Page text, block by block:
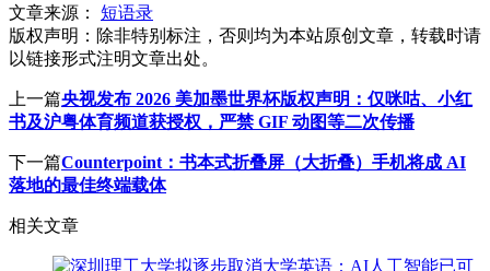
文章来源：
短语录
版权声明： 除非特别标注，否则均为本站原创文章，转载时请
以链接形式注明文章出处。
上一篇央视发布 2026 美加墨世界杯版权声明：仅咪咕、小红
书及沪粤体育频道获授权，严禁 GIF 动图等二次传播
下一篇Counterpoint：书本式折叠屏（大折叠）手机将成 AI
落地的最佳终端载体
相关文章